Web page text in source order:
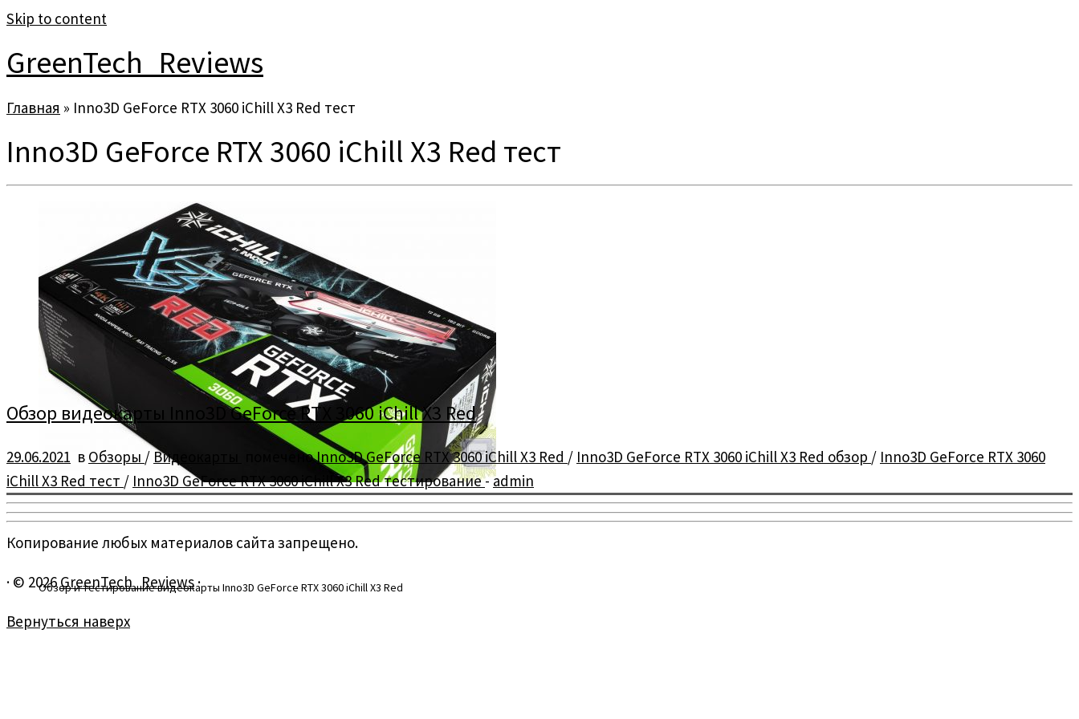
Skip to content
GreenTech_Reviews
Главная » Inno3D GeForce RTX 3060 iChill X3 Red тест
Inno3D GeForce RTX 3060 iChill X3 Red тест
Обзор и тестирование видеокарты Inno3D GeForce RTX 3060 iChill X3 Red
Обзор видеокарты Inno3D GeForce RTX 3060 iChill X3 Red
29.06.2021 в Обзоры / Видеокарты помеченоInno3D GeForce RTX 3060 iChill X3 Red / Inno3D GeForce RTX 3060 iChill X3 Red обзор / Inno3D GeForce RTX 3060
iChill X3 Red тест / Inno3D GeForce RTX 3060 iChill X3 Red тестирование-admin
Копирование любых материалов сайта запрещено.
· © 2026GreenTech_Reviews·
Вернуться наверх